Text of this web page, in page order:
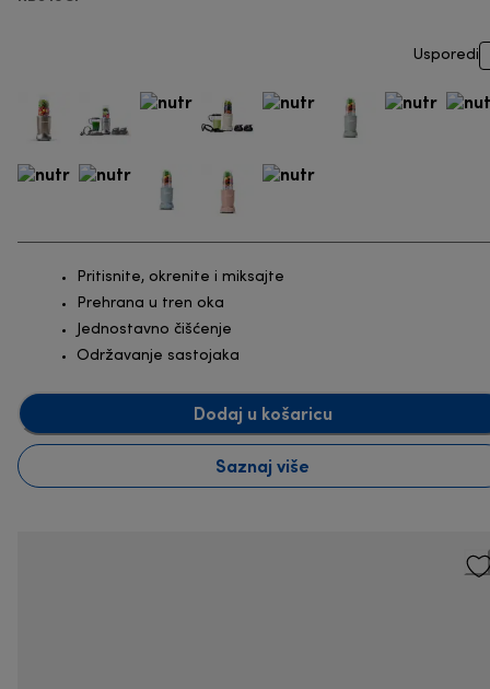
Usporedi
Pritisnite, okrenite i miksajte
Prehrana u tren oka
Jednostavno čišćenje
Održavanje sastojaka
Dodaj u košaricu
Saznaj više